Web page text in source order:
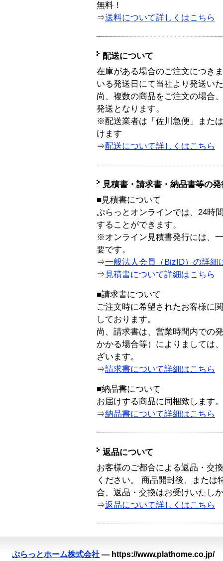
無料！
⇒送料について詳しくはこちら
配送について
在庫がある場合のご注文につき
いる発送日にて当社より発送い
尚、複数の商品をご注文の場合
発送となります。
※配送業者は「佐川急便」また
けます
⇒配送について詳しくはこちら
見積書・請求書・納品書等の
■見積書について
ぷらっとオンラインでは、24時
することができます。
※オンライン見積書発行には、
要です。
⇒一般法人会員（BizID）の詳細
⇒ 見積書について詳細はこちら
■請求書について
ご注文時に希望されたお客様に
しております。
尚、請求書は、営業時間内での
かかる場合等）によりましては
ざいます。
⇒請求書について詳細はこちら
■納品書について
お届けする商品に同梱致します。
⇒納品書について詳細はこちら
返品について
お客様のご都合による返品・交
ください。 商品開封後、または
合、返品・交換はお受けいたし
⇒返品について詳しくはこちら
ぷらっとホーム株式会社 — https://www.plathome.co.jp/